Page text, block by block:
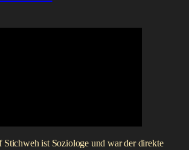
ist Soziologe und war der direkte